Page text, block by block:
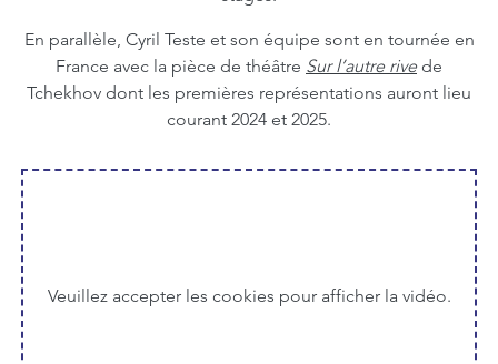
En parallèle, Cyril Teste et son équipe sont en tournée en
France avec la pièce de théâtre Sur l’autre rive de
Tchekhov dont les premières représentations auront lieu
courant 2024 et 2025.
Veuillez accepter les cookies pour afficher la vidéo.